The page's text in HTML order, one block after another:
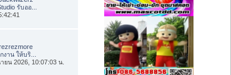
รับออ...
งาน ให้บริ...
ยน 2026, 10:07:03 น.